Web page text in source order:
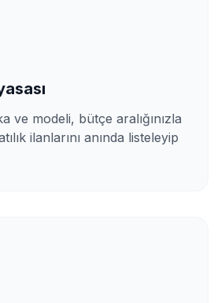
ve modeli, bütçe aralığınızla
ilanlarını anında listeleyip